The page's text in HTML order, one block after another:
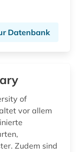
Datenbank
of
vor allem